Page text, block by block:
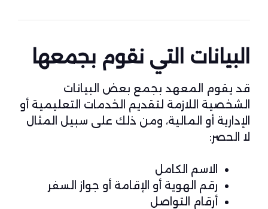
البيانات التي نقوم بجمعها
قد يقوم المعهد بجمع بعض البيانات
الشخصية اللازمة لتقديم الخدمات التعليمية أو
الإدارية أو المالية، ومن ذلك على سبيل المثال
لا الحصر:
الاسم الكامل
رقم الهوية أو الإقامة أو جواز السفر
أرقام التواصل